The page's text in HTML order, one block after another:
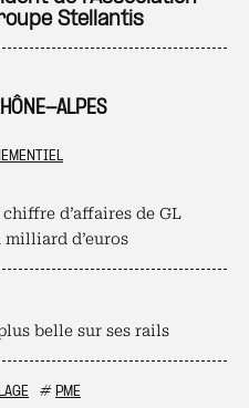
ALPES
d’affaires de GL
d’euros
belle sur ses rails
# PME
Stellantis